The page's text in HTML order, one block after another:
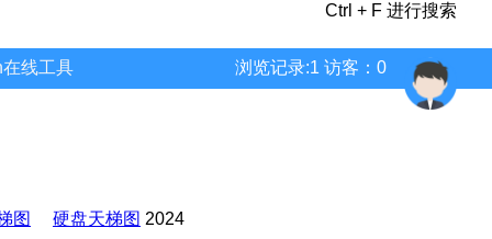
Ctrl + F 进行搜索
线工具 浏览记录:1 访客：0
图 硬盘天梯图 2024